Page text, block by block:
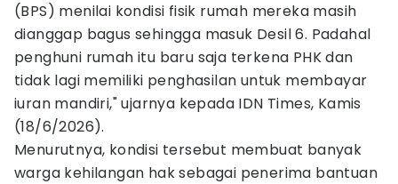
(BPS) menilai kondisi fisik rumah mereka masih
dianggap bagus sehingga masuk Desil 6. Padahal
penghuni rumah itu baru saja terkena PHK dan
tidak lagi memiliki penghasilan untuk membayar
iuran mandiri," ujarnya kepada IDN Times, Kamis
(18/6/2026).
Menurutnya, kondisi tersebut membuat banyak
warga kehilangan hak sebagai penerima bantuan